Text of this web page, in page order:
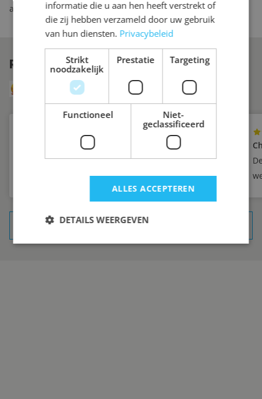
aanvullende lades of planken bestellen.
REVIEWSVAN ONZE KLANTEN
Uit 249 reviews via Klanten Vertellen
Zeer tevreden
ALLE REFERENTIES
informatie die u aan hen heeft verstrekt of
die zij hebben verzameld door uw gebruik
van hun diensten. Privacybeleid
Strikt
noodzakelijk
Prestatie Targeting
Functioneel
Niet-
geclassificeerd
ALLES ACCEPTEREN
DETAILS WEERGEVEN